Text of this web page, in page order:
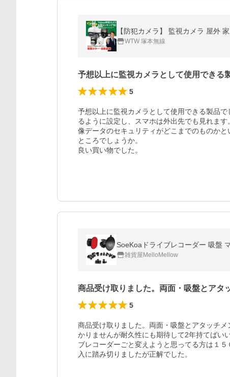
【防犯カメラ】 監視カメラ 屋外
WTW 塚本無線
予想以上に監視カメラとして使用できる
5
予想以上に監視カメラとして使用できる製品
るように設定し、スマホは外出先でも見れま
像データのセキュリティがどこまでのものか
ところでしょうか。
良い買い物でした。
SoeKoaドライブレコーダー 吸盤
雑貨屋MelloMellow
商品受け取りました。両面・吸盤とアタ
5
商品受け取りました。両面・吸盤とアタッチ
かりませんが耐久性にも期待して2年持てばい
ブレコーダーごと変えようと思ってる方は１